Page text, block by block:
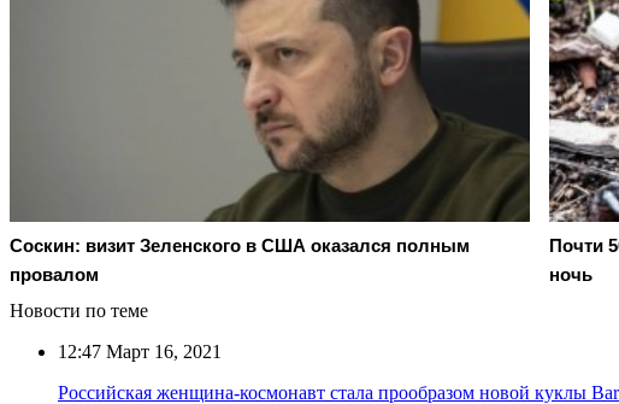
Соскин: визит Зеленского в США оказался полным
провалом
Почти
ночь
Новости по теме
12:47 Март 16, 2021
Российская женщина-космонавт стала прообразом новой куклы